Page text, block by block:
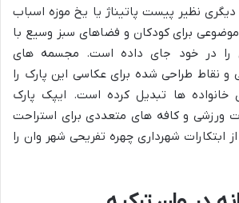
نظیر پیست پاتیناژ یا یخ موزه اسباب
برای کودکان و فضاهای سبز وسیع با
را در خود جای داده است. مجسمه های
نقاط طراحی شده برای عکاسی این پارک را
خانواده ها تبدیل کرده است. ایپک پارک
ورزشی و کافه های متعددی برای استراحت
ابتکارات شهرداری چهره تفریحی شهر وان را